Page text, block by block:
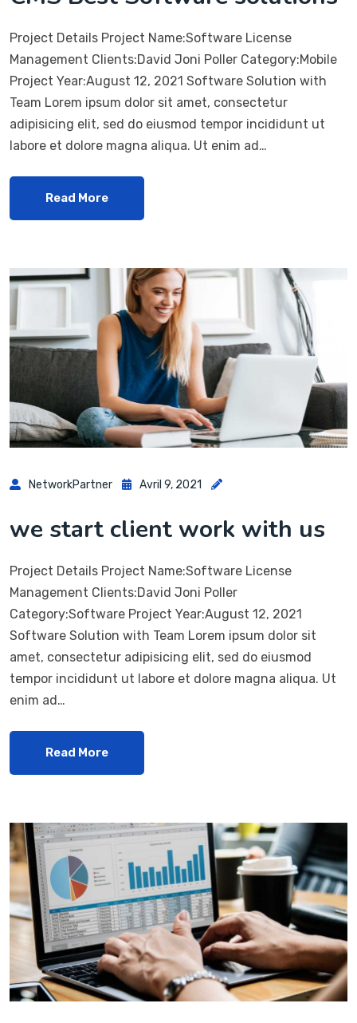
Project Details Project Name:Software License
Management Clients:David Joni Poller Category:Mobile
Project Year:August 12, 2021 Software Solution with
Team Lorem ipsum dolor sit amet, consectetur
adipisicing elit, sed do eiusmod tempor incididunt ut
labore et dolore magna aliqua. Ut enim ad…
Read More
NetworkPartner Avril 9, 2021
we start client work with us
Project Details Project Name:Software License
Management Clients:David Joni Poller
Category:Software Project Year:August 12, 2021
Software Solution with Team Lorem ipsum dolor sit
amet, consectetur adipisicing elit, sed do eiusmod
tempor incididunt ut labore et dolore magna aliqua. Ut
enim ad…
Read More